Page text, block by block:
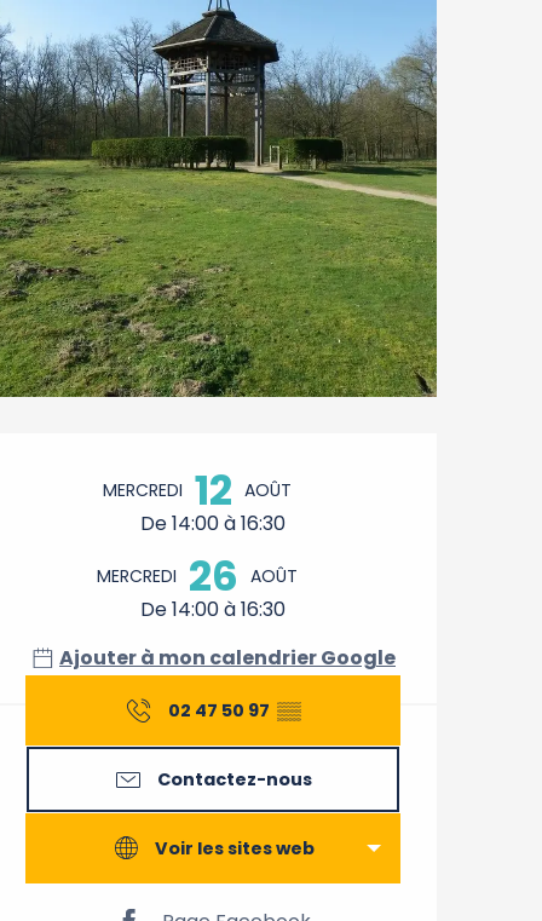
Ouverture et
MERCREDI 12 AOÛT
De 14:00 à 16:30
MERCREDI 26 AOÛT
De 14:00 à 16:30
Ajouter à mon calendrier Google
02 47 50 97 ▒▒
Contactez-nous
Voir les sites web